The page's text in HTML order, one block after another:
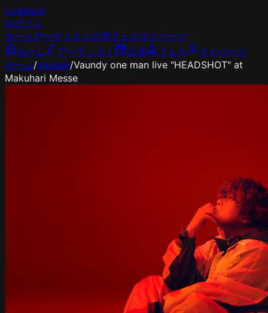
LiveVault
ログイン
ホームアーティスト 公演フェスマイページ
ホーム
アーティスト 公演 フェス
マイページ
ホーム/Vaundy/Vaundy one man live "HEADSHOT" at
Makuhari Messe